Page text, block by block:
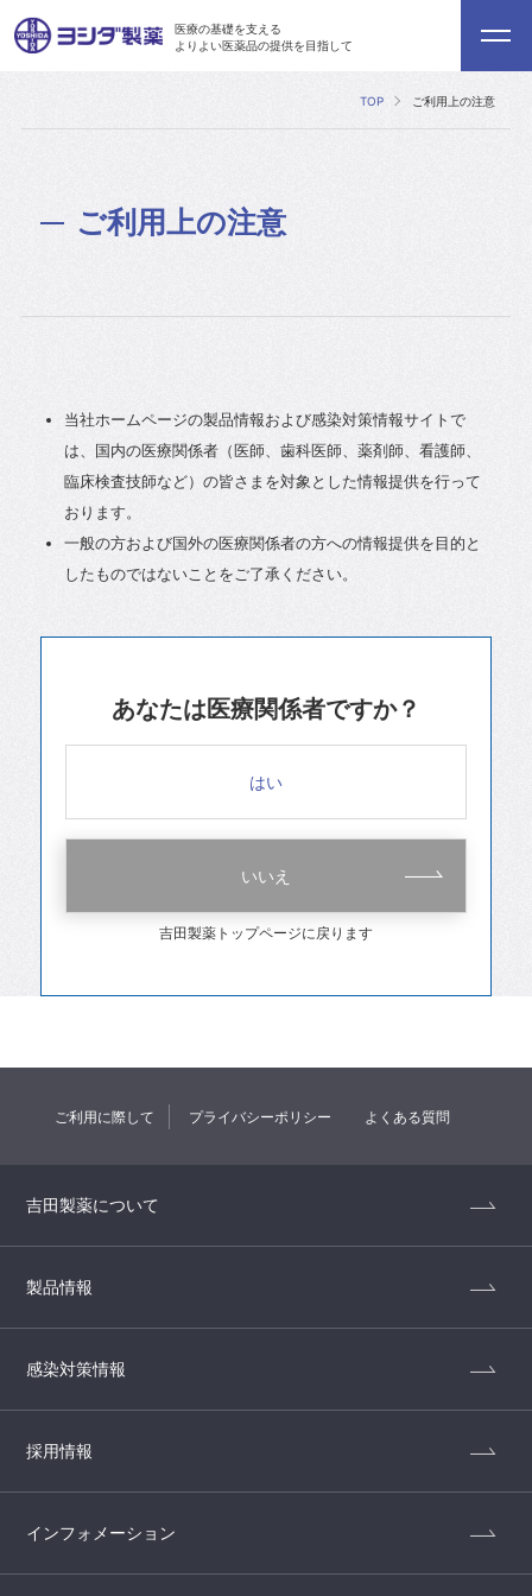
医療の基礎を支える
よりよい医薬品の提供を目指して
TOP ご利用上の注意
ご利用上の注意
当社ホームページの製品情報および感染対策情報サイトで
は、国内の医療関係者（医師、歯科医師、薬剤師、看護師、
臨床検査技師など）の皆さまを対象とした情報提供を行って
おります。
一般の方および国外の医療関係者の方への情報提供を目的と
したものではないことをご了承ください。
あなたは医療関係者ですか？
はい
いいえ
吉田製薬トップページに戻ります
ご利用に際して プライバシーポリシー よくある質問
吉田製薬について
製品情報
感染対策情報
採用情報
インフォメーション